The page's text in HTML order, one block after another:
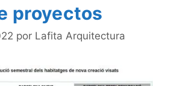
proyectos
por Lafita Arquitectura